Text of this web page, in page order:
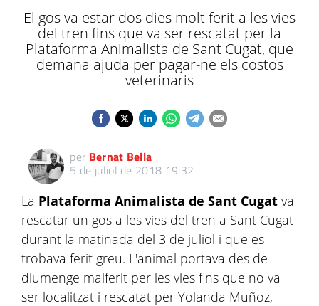
El gos va estar dos dies molt ferit a les vies
del tren fins que va ser rescatat per la
Plataforma Animalista de Sant Cugat, que
demana ajuda per pagar-ne els costos
veterinaris
per Bernat Bella
5 de juliol de 2018 19:32
La Plataforma Animalista de Sant Cugat va
rescatar un gos a les vies del tren a Sant Cugat
durant la matinada del 3 de juliol i que es
trobava ferit greu. L'animal portava des de
diumenge malferit per les vies fins que no va
ser localitzat i rescatat per Yolanda Muñoz,